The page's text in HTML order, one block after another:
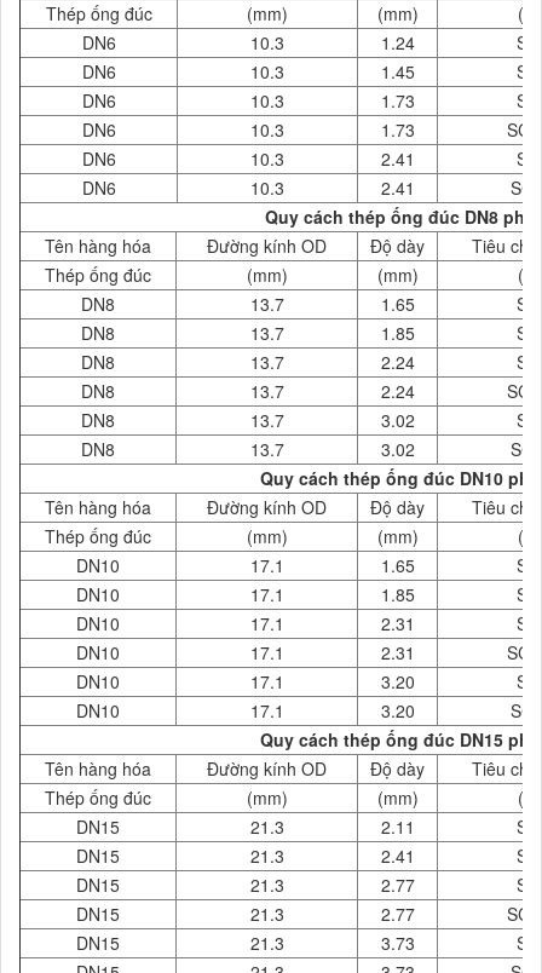
Thép ống đúc
(mm) (mm)
(
DN6
10.3 1.24
DN6
10.3 1.45
DN6
10.3 1.73
DN6
10.3 1.73
DN6
10.3 2.41
DN6
10.3 2.41
Quy cách thép ống đúc DN8 phi
Tên hàng hóa
Đường kính OD Độ dày
Tiêu
Thép ống đúc
(mm) (mm)
(
DN8
13.7 1.65
DN8
13.7 1.85
DN8
13.7 2.24
DN8
13.7 2.24
DN8
13.7 3.02
DN8
13.7 3.02
Quy cách thép ống đúc DN10 phi
Tên hàng hóa
Đường kính OD Độ dày
Tiêu
Thép ống đúc
(mm) (mm)
(
DN10
17.1 1.65
DN10
17.1 1.85
DN10
17.1 2.31
DN10
17.1 2.31
DN10
17.1 3.20
DN10
17.1 3.20
Quy cách thép ống đúc DN15 phi
Tên hàng hóa
Đường kính OD Độ dày
Tiêu
Thép ống đúc
(mm) (mm)
(
DN15
21.3 2.11
DN15
21.3 2.41
DN15
21.3 2.77
DN15
21.3 2.77
DN15
21.3 3.73